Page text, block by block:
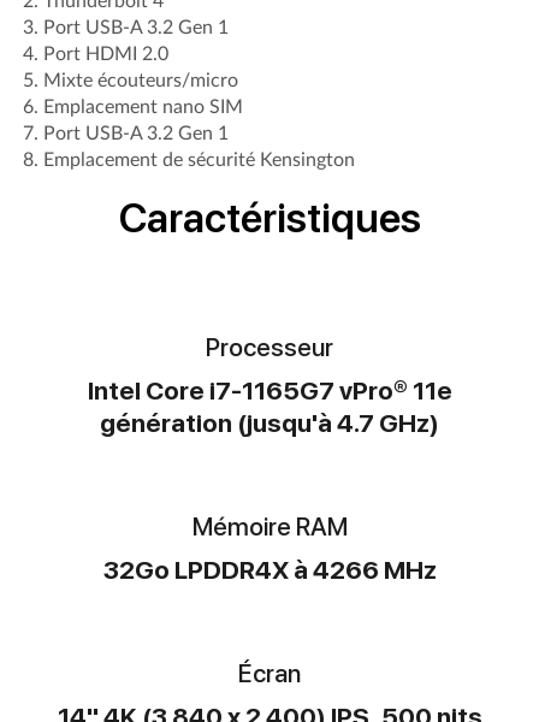
3. Port USB-A 3.2 Gen 1
4. Port HDMI 2.0
5. Mixte écouteurs/micro
6. Emplacement nano SIM
7. Port USB-A 3.2 Gen 1
8. Emplacement de sécurité Kensington
Caractéristiques
Processeur
Intel Core i7-1165G7 vPro® 11e
génération (jusqu'à 4.7 GHz)
Mémoire RAM
32Go LPDDR4X à 4266 MHz
Écran